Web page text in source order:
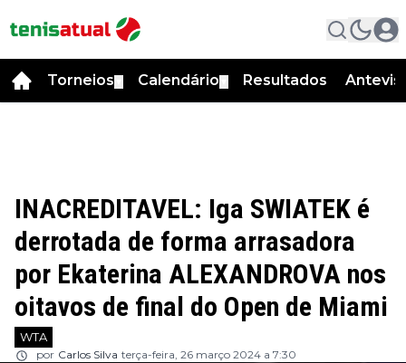
Torneios Calendário Resultados
INACREDITAVEL: Iga SWIATEK é
derrotada de forma arrasadora
por Ekaterina ALEXANDROVA nos
oitavos de final do Open de Miami
WTA
por Carlos Silva terça-feira, 26 março 2024 a 7:30